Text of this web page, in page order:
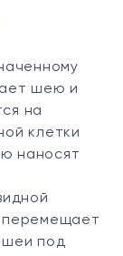
шею и
на
клетки
наносят
перемещает
шеи под